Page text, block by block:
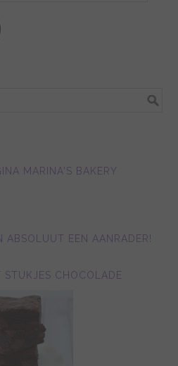
MARINA'S BAKERY
ABSOLUUT EEN AANRADER!
STUKJES CHOCOLADE